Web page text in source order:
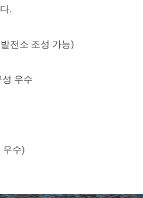
.
전소 조성 가능)
우수
우수)